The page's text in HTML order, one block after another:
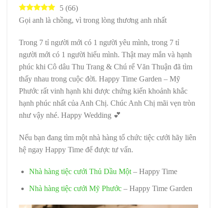
5 (66)
Gọi anh là chồng, vì trong lòng thương anh nhất
Trong 7 tỉ người mới có 1 người yêu mình, trong 7 tỉ
người mới có 1 người hiểu mình. Thật may mắn và hạnh
phúc khi Cô dâu Thu Trang & Chú rể Văn Thuận đã tìm
thấy nhau trong cuộc đời. Happy Time Garden – Mỹ
Phước rất vinh hạnh khi được chứng kiến khoảnh khắc
hạnh phúc nhất của Anh Chị. Chúc Anh Chị mãi vẹn tròn
như vậy nhé. Happy Wedding 💕
Nếu bạn đang tìm một nhà hàng tổ chức tiệc cưới hãy liên
hệ ngay Happy Time để được tư vấn.
Nhà hàng tiệc cưới Thủ Dầu Một– Happy Time
Nhà hàng tiệc cưới Mỹ Phước– Happy Time Garden